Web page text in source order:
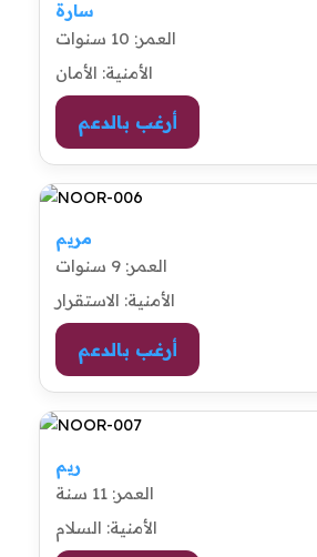
سارة
العمر: 10 سنوات
الأمنية: الأمان
أرغب بالدعم
مريم
العمر: 9 سنوات
الأمنية: الاستقرار
أرغب بالدعم
ريم
العمر: 11 سنة
الأمنية: السلام